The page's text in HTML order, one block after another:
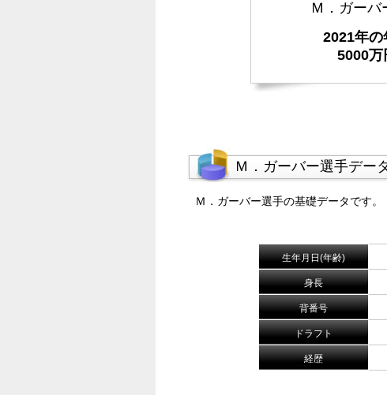
Ｍ．ガーバ
2021年の
5000万
Ｍ．ガーバー選手デー
Ｍ．ガーバー選手の基礎データです。
生年月日(年齢)
身長
背番号
ドラフト
経歴